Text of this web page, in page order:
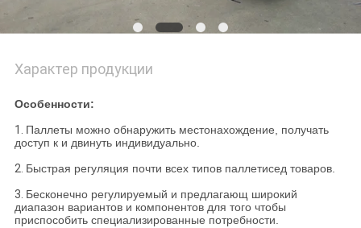
Характер продукции
Особенности:
1. Паллеты можно обнаружить местонахождение, получать
доступ к и двинуть индивидуально.
2. Быстрая регуляция почти всех типов паллетисед товаров.
3. Бесконечно регулируемый и предлагающ широкий
диапазон вариантов и компонентов для того чтобы
приспособить специализированные потребности.